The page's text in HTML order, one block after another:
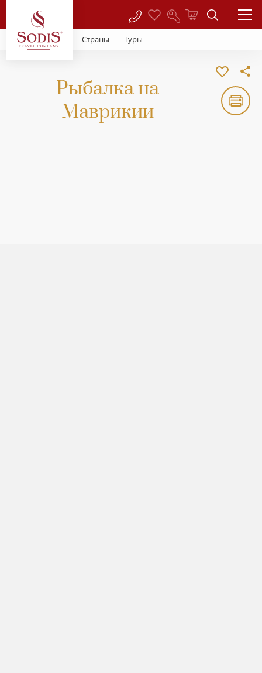
Страны Туры
Рыбалка на
Маврикии